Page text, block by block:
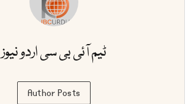
ٹیم آئی بی سی اردو نیوز
Author Posts